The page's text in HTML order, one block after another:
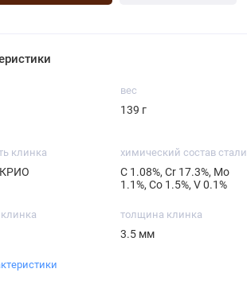
вес
139 г
клинка
КРИО
химический состав стали
С 1.08%, Cr 17.3%, Mo
1.1%, Со 1.5%, V 0.1%
толщина клинка
3.5 мм